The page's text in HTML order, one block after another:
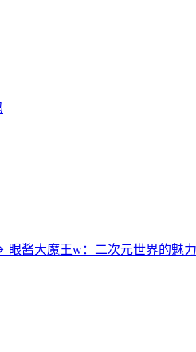
眼酱大魔王w：二次元世界的魅